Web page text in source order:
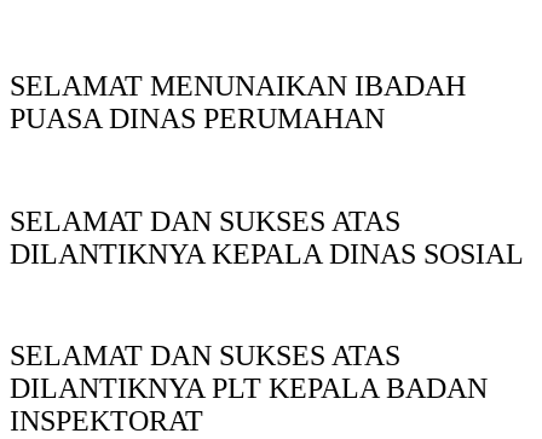
SELAMAT MENUNAIKAN IBADAH
PUASA DINAS PERUMAHAN
SELAMAT DAN SUKSES ATAS
DILANTIKNYA KEPALA DINAS SOSIAL
SELAMAT DAN SUKSES ATAS
DILANTIKNYA PLT KEPALA BADAN
INSPEKTORAT